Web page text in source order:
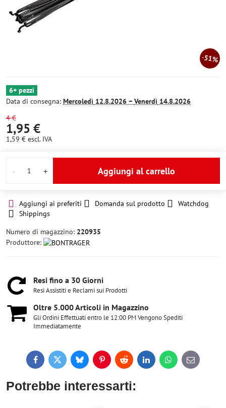
51%
6+ pezzi
Data di consegna: Mercoledì 12.8.2026 − Venerdì 14.8.2026
4 €
1,95 €
1,59 € escl. IVA
Aggiungi al carrello
Aggiungi ai preferiti Domanda sul prodotto
Watchdog
Shippings
Numero di magazzino: 220935
Produttore:
Resi fino a 30 Giorni
Resi Assistiti e Reclami sui Prodotti
Oltre 5​.000 Articoli in Magazzino
Gli Ordini Effettuati entro le 12:00 PM Vengono Spediti
Immediatamente
FacebookTwitterBlueskyPinterestReddit LinkedInWhatsApp
E-
mail
Potrebbe interessarti: